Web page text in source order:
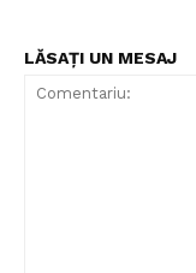
LĂSAȚI UN MESAJ